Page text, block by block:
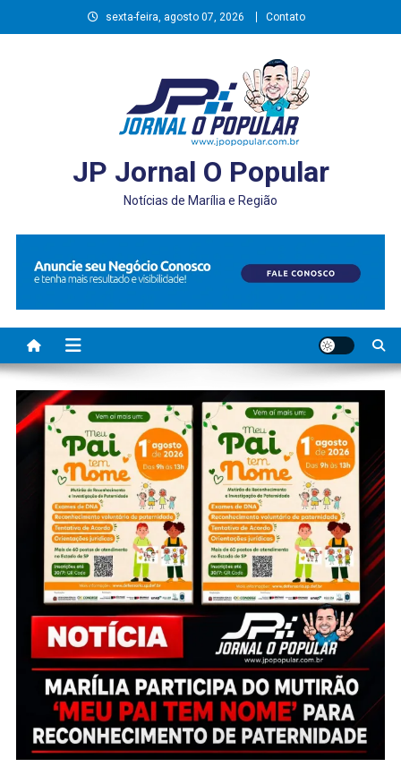
to
sexta-feira, agosto 07, 2026 Contato
JP Jornal O Popular
Notícias de Marília e Região